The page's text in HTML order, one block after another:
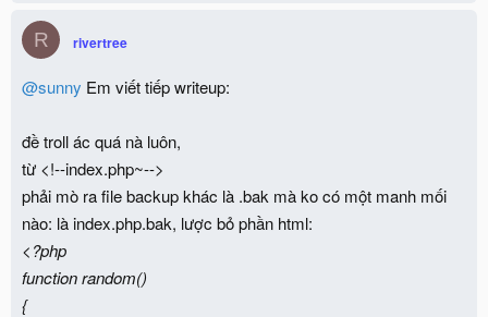
t
o
s
R rivertree
@sunny Em viết tiếp writeup:
đề troll ác quá nà luôn,
từ <!--index.php~-->
phải mò ra file backup khác là .bak mà ko có một manh mối
nào: là index.php.bak, lược bỏ phần html:
<?php
function random()
{